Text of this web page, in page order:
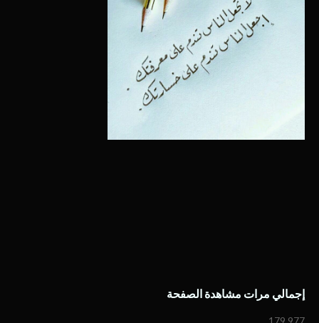
إجمالي مرات مشاهدة الصفحة